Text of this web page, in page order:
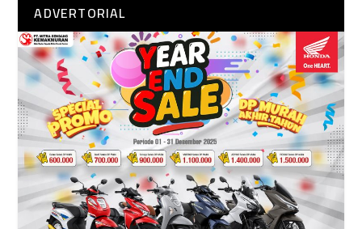
ADVERTORIAL